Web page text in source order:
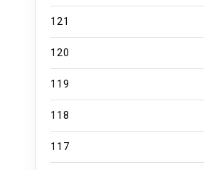
121
120
119
118
117